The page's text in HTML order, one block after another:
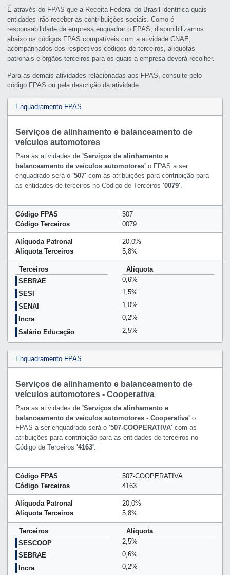
É através do FPAS que a Receita Federal do Brasil identifica quais
entidades irão receber as contribuições sociais. Como é
responsabilidade da empresa enquadrar o FPAS, disponibilizamos
abaixo os códigos FPAS compatíveis com a atividade CNAE,
acompanhados dos respectivos códigos de terceiros, alíquotas
patronais e órgãos terceiros para os quais a empresa deverá recolher.
Para as demais atividades relacionadas aos FPAS, consulte pelo
código FPAS ou pela descrição da atividade.
Enquadramento FPAS
Serviços de alinhamento e balanceamento de
veículos automotores
Para as atividades de 'Serviços de alinhamento e
balanceamento de veículos automotores'o FPAS a ser
enquadrado será o '507'com as atribuições para contribição para
as entidades de terceiros no Código de Terceiros '0079'.
Código FPAS
507
Código Terceiros
0079
Alíquoda Patronal
20,0%
Alíquota Terceiros
5,8%
Terceiros
Alíquota
SEBRAE
0,6%
SESI
1,5%
SENAI
1,0%
Incra
0,2%
Salário Educação
2,5%
Enquadramento FPAS
Serviços de alinhamento e balanceamento de
veículos automotores - Cooperativa
Para as atividades de 'Serviços de alinhamento e
balanceamento de veículos automotores - Cooperativa'o
FPAS a ser enquadrado será o '507-COOPERATIVA'com as
atribuições para contribição para as entidades de terceiros no
Código de Terceiros '4163'.
Código FPAS
507-COOPERATIVA
Código Terceiros
4163
Alíquoda Patronal
20,0%
Alíquota Terceiros
5,8%
Terceiros
Alíquota
SESCOOP
2,5%
SEBRAE
0,6%
Incra
0,2%